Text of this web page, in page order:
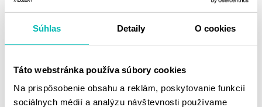
Súhlas Detaily O cookies
Táto webstránka používa súbory cookies
Na prispôsobenie obsahu a reklám, poskytovanie funkcií
sociálnych médií a analýzu návštevnosti používame
BRZDOVÝ KOTÚČ NG 2063X
Pevný, D190, d53,2 t4,0, vlnitý design